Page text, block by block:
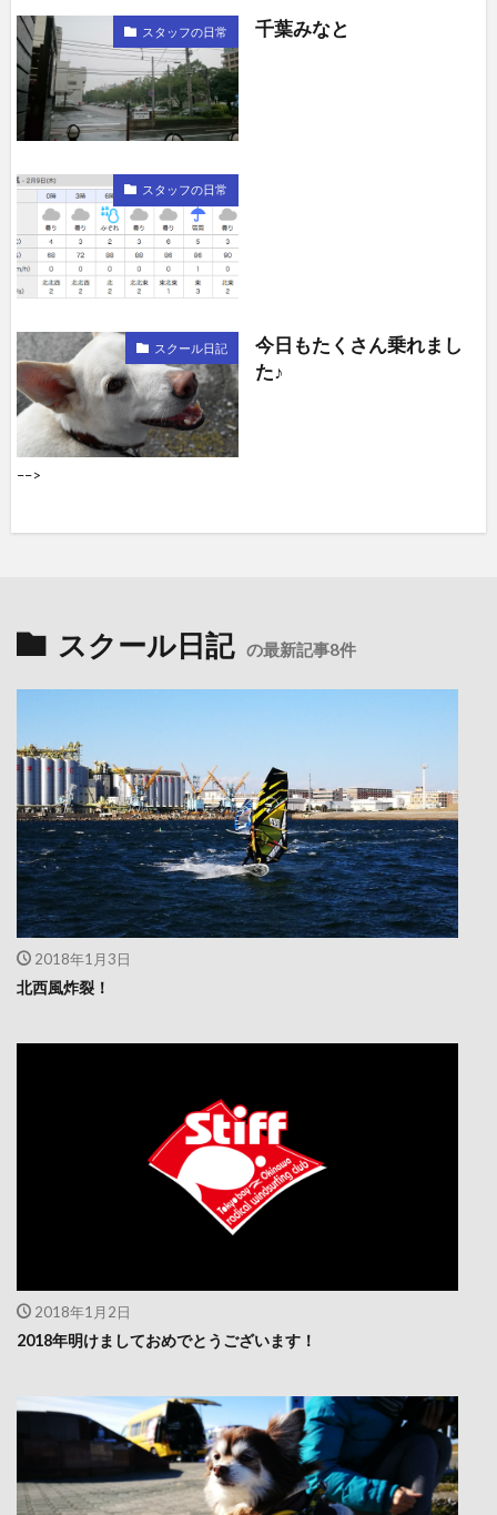
スタッフの日常 千葉みなと
スタッフの日常
スクール日記
今日もたくさん乗れまし
た♪
––>
スクール日記 の最新記事8件
2018年1月3日
北西風炸裂！
2018年1月2日
2018年明けましておめでとうございます！